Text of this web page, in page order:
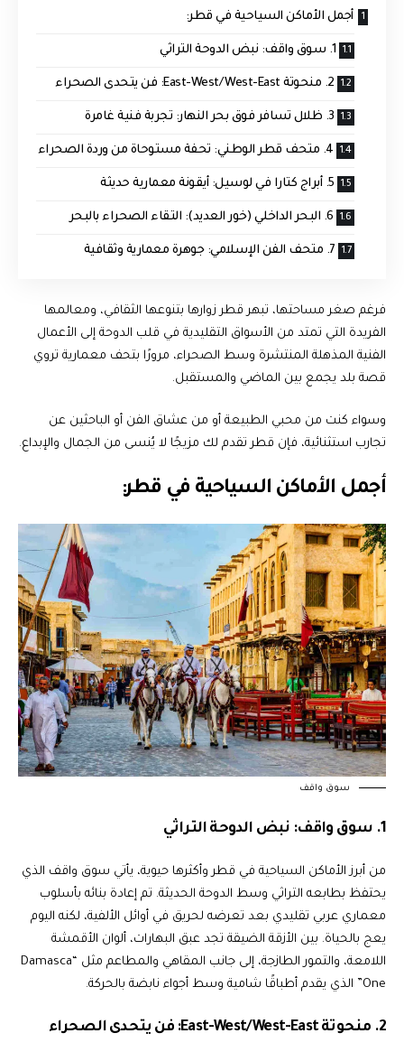
أجمل الأماكن السياحية في قطر:
1. سوق واقف: نبض الدوحة التراثي
2. منحوتة East-West/West-East: فن يتحدى الصحراء
3. ظلال تسافر فوق بحر النهار: تجربة فنية غامرة
4. متحف قطر الوطني: تحفة مستوحاة من وردة الصحراء
5. أبراج كتارا في لوسيل: أيقونة معمارية حديثة
6. البحر الداخلي (خور العديد): التقاء الصحراء بالبحر
7. متحف الفن الإسلامي: جوهرة معمارية وثقافية
فرغم صغر مساحتها، تبهر قطر زوارها بتنوعها الثقافي، ومعالمها
الفريدة التي تمتد من الأسواق التقليدية في قلب الدوحة إلى الأعمال
الفنية المذهلة المنتشرة وسط الصحراء، مرورًا بتحف معمارية تروي
قصة بلد يجمع بين الماضي والمستقبل.
وسواء كنت من محبي الطبيعة أو من عشاق الفن أو الباحثين عن
تجارب استثنائية، فإن قطر تقدم لك مزيجًا لا يُنسى من الجمال والإبداع.
أجمل الأماكن السياحية في قطر:
سوق واقف
1. سوق واقف: نبض الدوحة التراثي
من أبرز الأماكن السياحية في قطر وأكثرها حيوية، يأتي سوق واقف الذي
يحتفظ بطابعه التراثي وسط الدوحة الحديثة. تم إعادة بنائه بأسلوب
معماري عربي تقليدي بعد تعرضه لحريق في أوائل الألفية، لكنه اليوم
يعج بالحياة. بين الأزقة الضيقة تجد عبق البهارات، ألوان الأقمشة
اللامعة، والتمور الطازجة، إلى جانب المقاهي والمطاعم مثل “Damasca
One” الذي يقدم أطباقًا شامية وسط أجواء نابضة بالحركة.
2. منحوتة East-West/West-East: فن يتحدى الصحراء